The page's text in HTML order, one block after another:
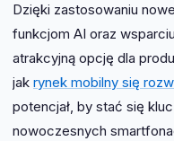
Dzięki zastosowaniu
funkcjom AI oraz
atrakcyjną opcję dla
jak rynek mobilny się
potencjał, by stać się
nowoczesnych